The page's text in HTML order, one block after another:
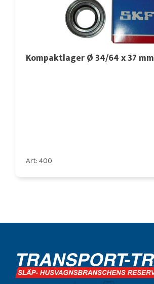
Kompaktlager Ø 34/64 x 37 mm
Art: 400